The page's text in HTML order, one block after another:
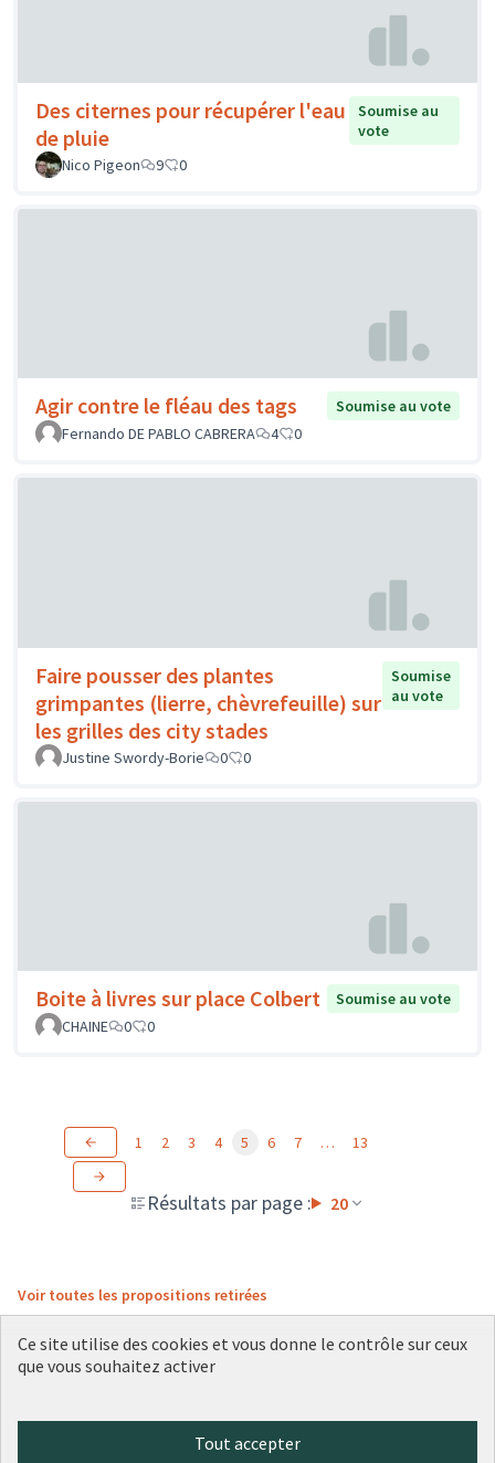
Des citernes pour récupérer l'eau
de pluie
Soumise au
vote
Nico Pigeon
9 0
Agir contre le fléau des tags
Soumise au vote
Fernando DE PABLO CABRERA
4 0
Faire pousser des plantes
grimpantes (lierre, chèvrefeuille) sur
les grilles des city stades
Soumise
au vote
Justine Swordy-Borie 0 0
Boite à livres sur place Colbert
Soumise au vote
CHAINE
0 0
Résultats par page : 20
1 2 3 4 5 6 7 … 13
Voir toutes les propositions retirées
Ce site utilise des cookies et vous donne le contrôle sur ceux
que vous souhaitez activer
Tout accepter